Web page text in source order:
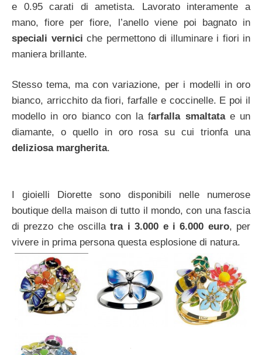
e 0.95 carati di ametista. Lavorato interamente a
mano, fiore per fiore, l’anello viene poi bagnato in
speciali vernici che permettono di illuminare i fiori in
maniera brillante.
Stesso tema, ma con variazione, per i modelli in oro
bianco, arricchito da fiori, farfalle e coccinelle. E poi il
modello in oro bianco con la farfalla smaltatae un
diamante, o quello in oro rosa su cui trionfa una
deliziosa margherita.
I gioielli Diorette sono disponibili nelle numerose
boutique della maison di tutto il mondo, con una fascia
di prezzo che oscillatra i 3.000 e i 6.000 euro, per
vivere in prima persona questa esplosione di natura.